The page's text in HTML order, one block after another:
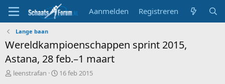
Aanmelden Registreren
Lange baan
Wereldkampioenschappen sprint 2015,
Astana, 28 feb.–1 maart
T
leenstrafan
S16 feb 2015